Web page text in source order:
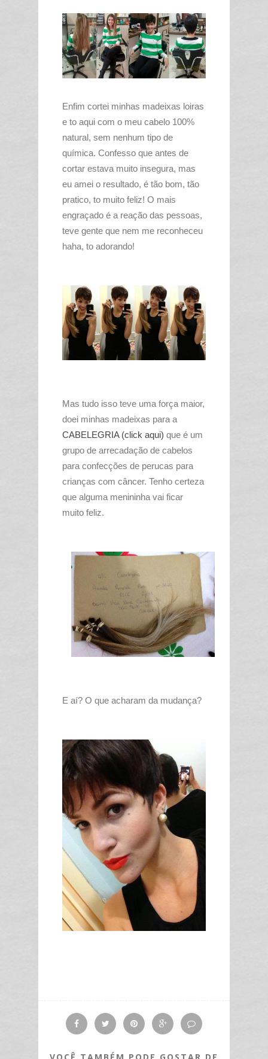
Enfim cortei minhas madeixas loiras
e to aqui com o meu cabelo 100%
natural, sem nenhum tipo de
química. Confesso que antes de
cortar estava muito insegura, mas
eu amei o resultado, é tão bom, tão
pratico, to muito feliz! O mais
engraçado é a reação das pessoas,
teve gente que nem me reconheceu
haha, to adorando!
Mas tudo isso teve uma força maior,
doei minhas madeixas para a
CABELEGRIA (click aqui) que é um
grupo de arrecadação de cabelos
para confecções de perucas para
crianças com câncer. Tenho certeza
que alguma menininha vai ficar
muito feliz.
E aí? O que acharam da mudança?
VOCÊ TAMBÉM PODE GOSTAR DE